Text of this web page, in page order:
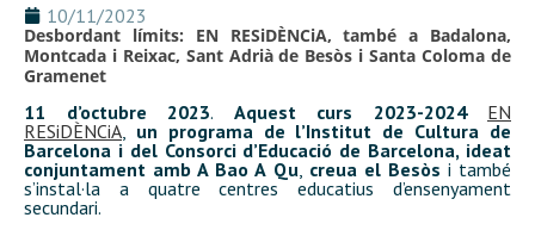
10/11/2023
Desbordant límits: EN RESiDÈNCiA, també a Badalona,
Montcada i Reixac, Sant Adrià de Besòs i Santa Coloma de
Gramenet
11 d’octubre 2023. Aquest curs 2023-2024
EN
RESiDÈNCiA, un programa de l’Institut de Cultura de
Barcelona i del Consorci d’Educació de Barcelona, ideat
conjuntament amb A Bao A Qu, creua el Besòs i també
s’instal·la a quatre centres educatius d’ensenyament
secundari.